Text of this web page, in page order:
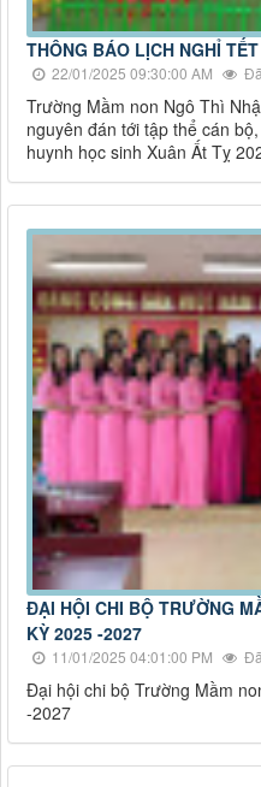
THÔNG BÁO LỊCH NGHỈ
22/01/2025 09:30:00 AM
Trường Mầm non Ngô Thì
nguyên đán tới tập thể cán
huynh học sinh Xuân Ất Tỵ
ĐẠI HỘI CHI BỘ TRƯỜNG
KỲ 2025 -2027
11/01/2025 04:01:00 PM
Đại hội chi bộ Trường Mầm
-2027